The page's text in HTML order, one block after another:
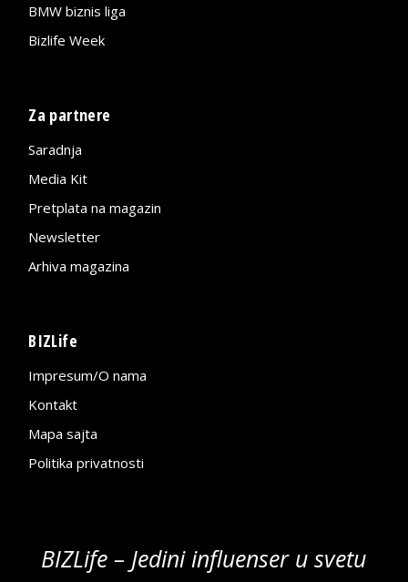
BMW biznis liga
Bizlife Week
Za partnere
Saradnja
Media Kit
Pretplata na magazin
Newsletter
Arhiva magazina
BIZLife
Impresum/O nama
Kontakt
Mapa sajta
Politika privatnosti
BIZLife – Jedini influenser u svetu